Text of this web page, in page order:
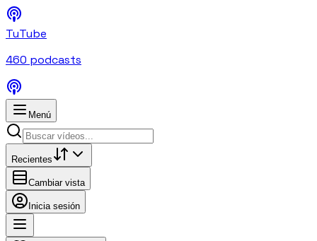
TuTube
460 podcasts
Menú
Recientes
Cambiar vista
Inicia sesión